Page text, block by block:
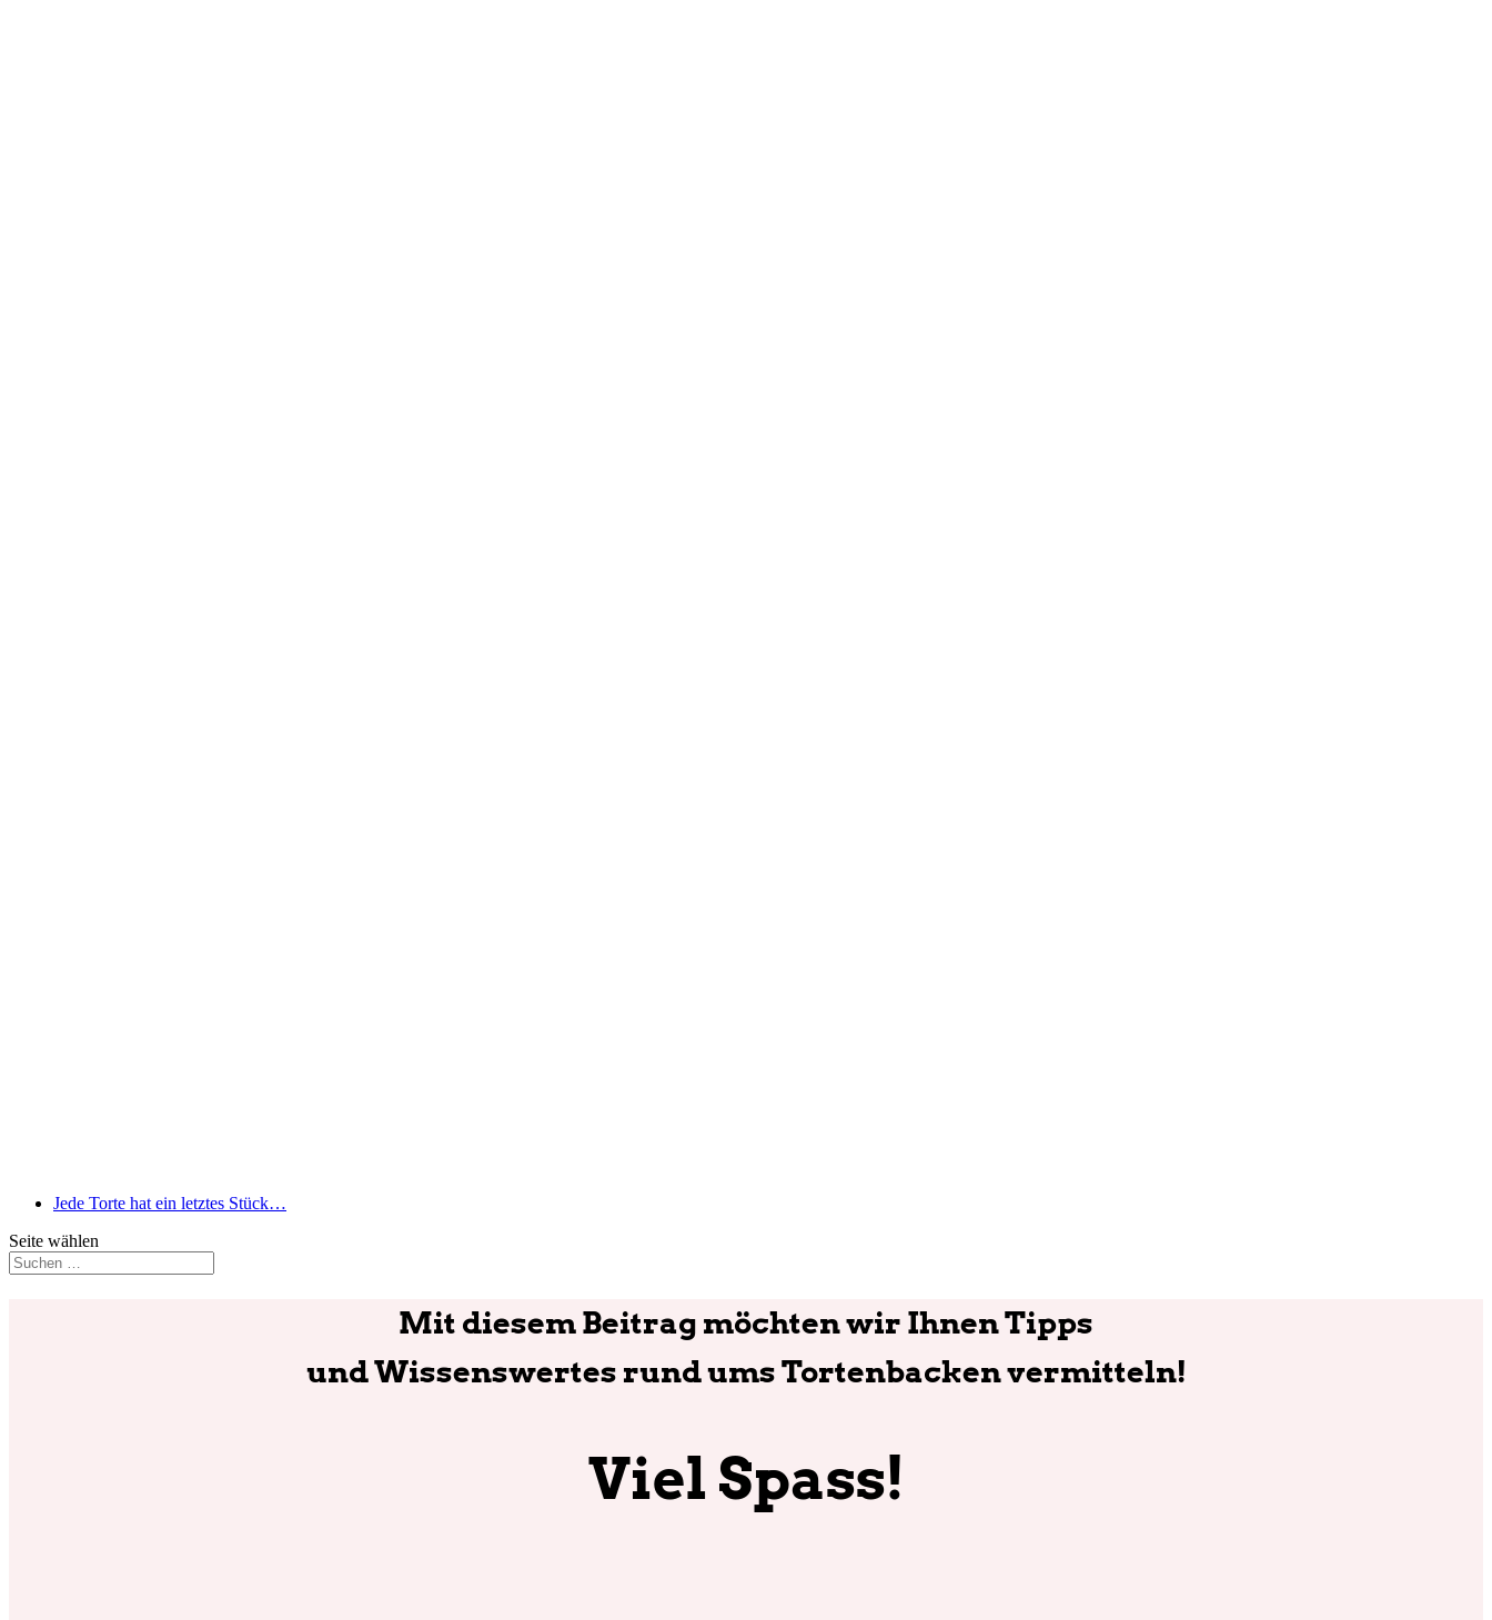
Jede Torte hat ein letztes Stück…
Seite wählen
Mit diesem Beitrag möchten wir Ihnen Tipps
und Wissenswertes rund ums Tortenbacken vermitteln!
Viel Spass!